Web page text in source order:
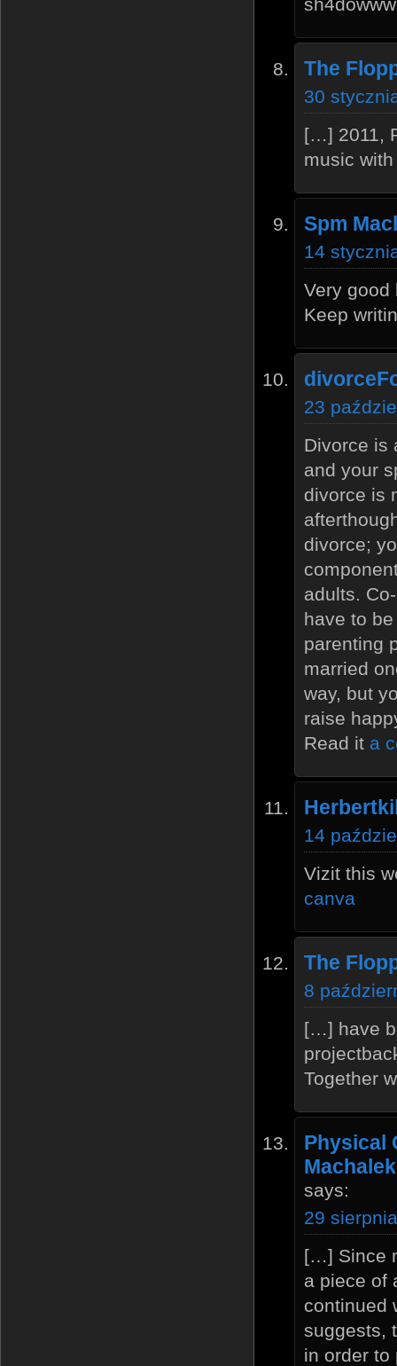
The
30
[…] 2011,
music
Spm
14
Very good
Keep
23
Divorce is
and your
divorce is
divorce;
adults.
have to
parenting
married
way, but
raise
Read it a
14
Vizit this
canva
The
8
[…] have
Together
Physical
says:
29
[…] Since
a piece of
continued
suggests,
in order to